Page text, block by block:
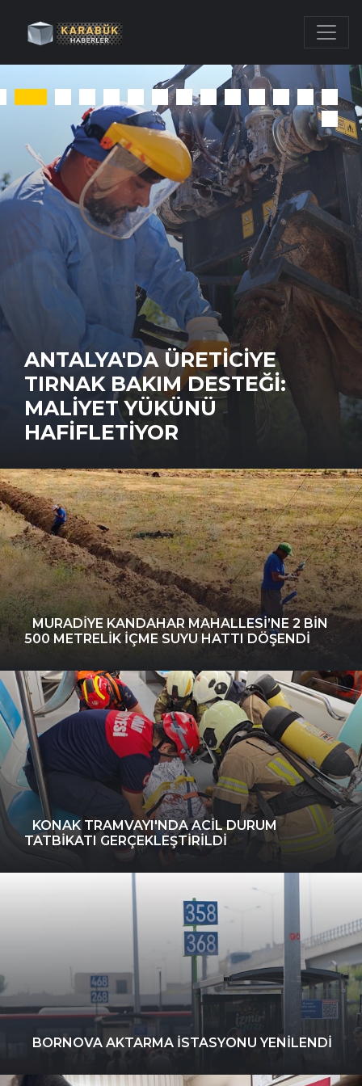
ÇAYIROVA’DA BILGI EVI VE
AILE SAĞLIĞI MERKEZI
PROJESI'NDE BETONARME
INŞAAT TAMAMLANDI
MURADIYE KANDAHAR MAHALLESI’NE 2 BIN
500 METRELIK IÇME SUYU HATTI DÖŞENDI
KONAK TRAMVAYI'NDA ACIL DURUM
TATBIKATI GERÇEKLEŞTIRILDI
BORNOVA AKTARMA İSTASYONU YENILENDI